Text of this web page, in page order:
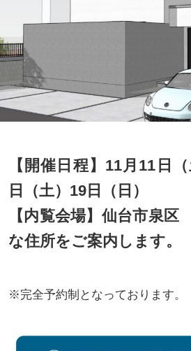
【開催日程】11月11日
日（土）19日（日）
【内覧会場】仙台市泉
な住所をご案内します。
※完全予約制となっております。